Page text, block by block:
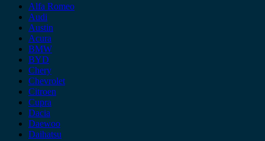
Alfa Romeo
Audi
Austin
Acura
BMW
BYD
Chery
Chevrolet
Citroen
Cupra
Dacia
Daewoo
Daihatsu